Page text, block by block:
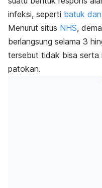
infeksi, seperti batuk
Menurut situs NHS,
berlangsung selama 3
tersebut tidak bisa serta
patokan.